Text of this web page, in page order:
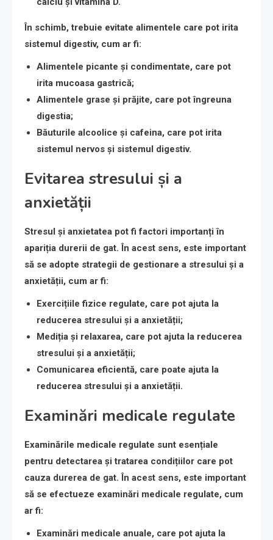
În schimb, trebuie evitate alimentele care pot irita
sistemul digestiv, cum ar fi:
Alimentele picante și condimentate, care pot
irita mucoasa gastrică;
Alimentele grase și prăjite, care pot îngreuna
digestia;
Băuturile alcoolice și cafeina, care pot irita
sistemul nervos și sistemul digestiv.
Evitarea stresului și a
anxietății
Stresul și anxietatea pot fi factori importanți în
apariția durerii de gat. În acest sens, este important
să se adopte strategii de gestionare a stresului și a
anxietății, cum ar fi:
Exercițiile fizice regulate, care pot ajuta la
reducerea stresului și a anxietății;
Mediția și relaxarea, care pot ajuta la reducerea
stresului și a anxietății;
Comunicarea eficientă, care poate ajuta la
reducerea stresului și a anxietății.
Examinări medicale regulate
Examinările medicale regulate sunt esențiale
pentru detectarea și tratarea condițiilor care pot
cauza durerea de gat. În acest sens, este important
să se efectueze examinări medicale regulate, cum
ar fi:
Examinări medicale anuale, care pot ajuta la